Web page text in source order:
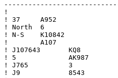
!
! 37     A952
! North  6
! N-S    K10842
!        A107
! J107643       KQ8
! 5             AK987
! J765          3
! J9            8543